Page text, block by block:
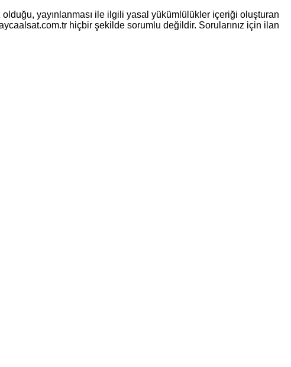
yayınlanması ile ilgili yasal yükümlülükler içeriği oluşturan
hiçbir şekilde sorumlu değildir. Sorularınız için ilan